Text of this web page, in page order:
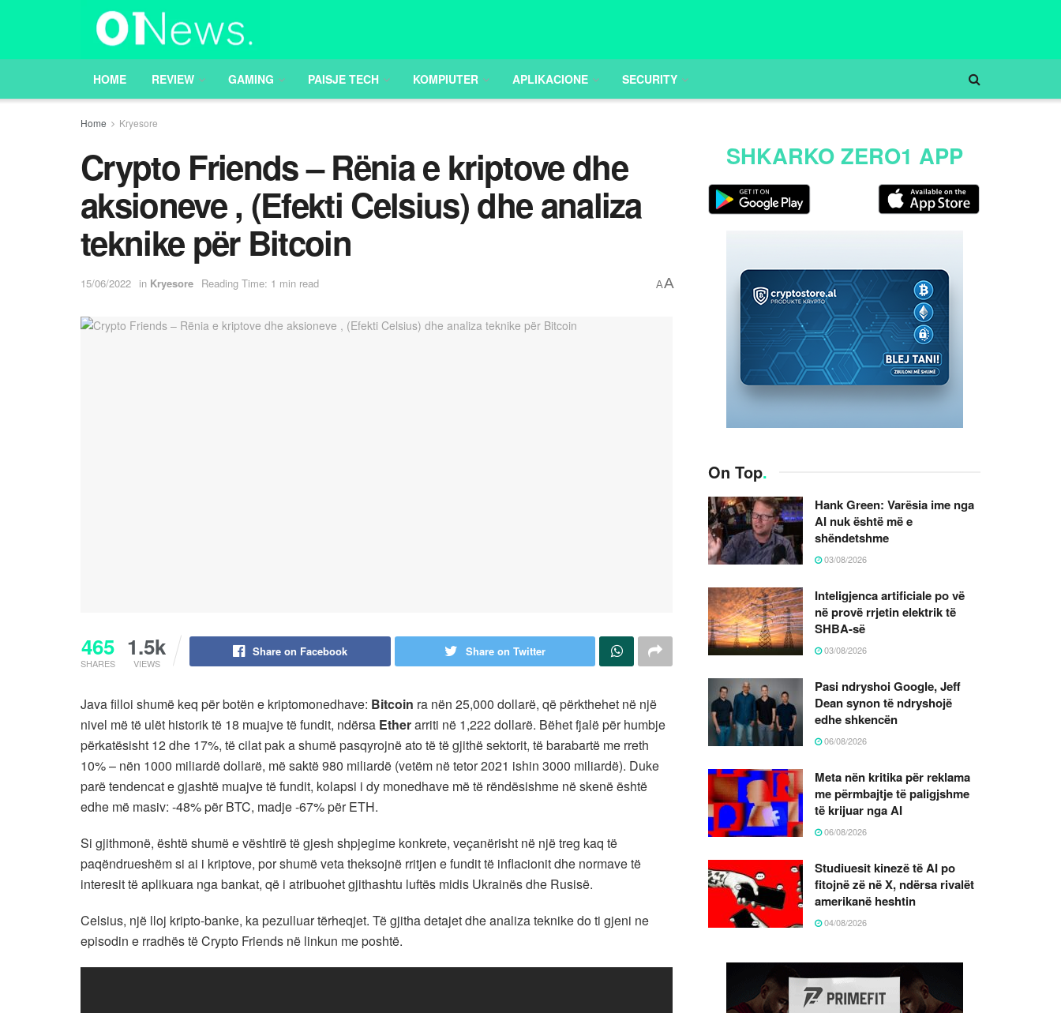
HOME REVIEW GAMING PAISJE TECH KOMPIUTER APLIKACIONE SECURITY
Home Kryesore
Crypto Friends – Rënia e kriptove dhe
aksioneve , (Efekti Celsius) dhe analiza
teknike për Bitcoin
15/06/2022 in Kryesore Reading Time: 1 min read AA
465
SHARES
1.5k
VIEWS
Share on Facebook Share on Twitter
Java filloi shumë keq për botën e kriptomonedhave: Bitcoin ra nën 25,000 dollarë, që përkthehet në një
nivel më të ulët historik të 18 muajve të fundit, ndërsa Etherarriti në 1,222 dollarë. Bëhet fjalë për humbje
përkatësisht 12 dhe 17%, të cilat pak a shumë pasqyrojnë ato të të gjithë sektorit, të barabartë me rreth
10% – nën 1000 miliardë dollarë, më saktë 980 miliardë (vetëm në tetor 2021 ishin 3000 miliardë). Duke
parë tendencat e gjashtë muajve të fundit, kolapsi i dy monedhave më të rëndësishme në skenë është
edhe më masiv: -48% për BTC, madje -67% për ETH.
Si gjithmonë, është shumë e vështirë të gjesh shpjegime konkrete, veçanërisht në një treg kaq të
paqëndrueshëm si ai i kriptove, por shumë veta theksojnë rritjen e fundit të inflacionit dhe normave të
interesit të aplikuara nga bankat, që i atribuohet gjithashtu luftës midis Ukrainës dhe Rusisë.
Celsius, një lloj kripto-banke, ka pezulluar tërheqjet. Të gjitha detajet dhe analiza teknike do ti gjeni ne
episodin e rradhës të Crypto Friends në linkun me poshtë.
SHKARKO ZERO1 APP
On Top.
Hank Green: Varësia ime nga
AI nuk është më e
shëndetshme
03/08/2026
Inteligjenca artificiale po vë
në provë rrjetin elektrik të
SHBA-së
03/08/2026
Pasi ndryshoi Google, Jeff
Dean synon të ndryshojë
edhe shkencën
06/08/2026
Meta nën kritika për reklama
me përmbajtje të paligjshme
të krijuar nga AI
06/08/2026
Studiuesit kinezë të AI po
fitojnë zë në X, ndërsa rivalët
amerikanë heshtin
04/08/2026